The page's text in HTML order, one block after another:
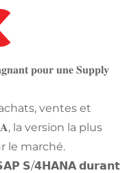
𝐩𝐨𝐮𝐫 𝐮𝐧𝐞 𝐒𝐮𝐩𝐩𝐥𝐲
ventes et
la version la plus
le marché.
𝗦/𝟰𝗛𝗔𝗡𝗔 𝗱𝘂𝗿𝗮𝗻𝘁